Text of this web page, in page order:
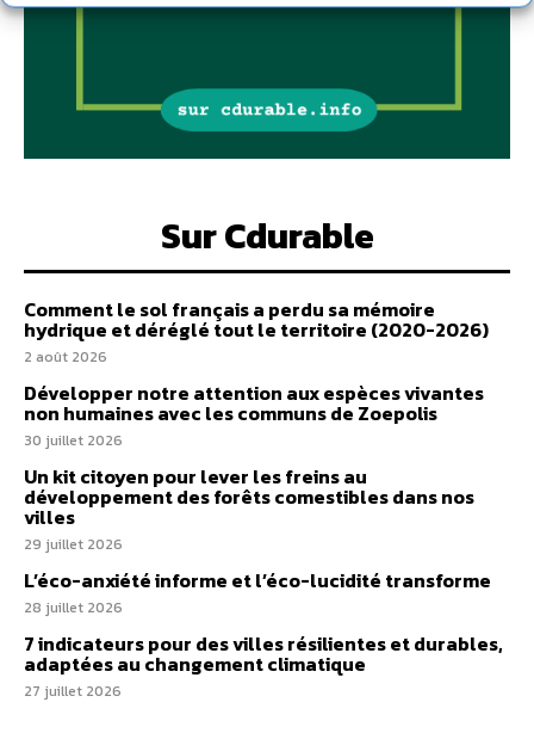
Sur Cdurable
Comment le sol français a perdu sa mémoire
hydrique et déréglé tout le territoire (2020-2026)
2 août 2026
Développer notre attention aux espèces vivantes
non humaines avec les communs de Zoepolis
30 juillet 2026
Un kit citoyen pour lever les freins au
développement des forêts comestibles dans nos
villes
29 juillet 2026
L’éco-anxiété informe et l’éco-lucidité transforme
28 juillet 2026
7 indicateurs pour des villes résilientes et durables,
adaptées au changement climatique
27 juillet 2026